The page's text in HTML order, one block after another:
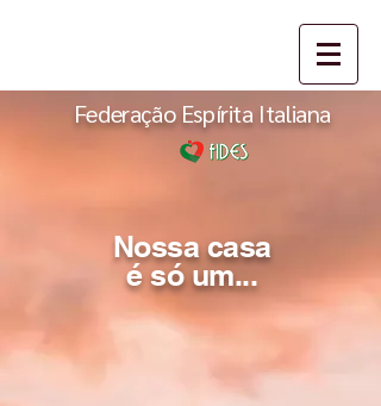
Federação Espírita Italiana
Nossa casa
é só um...